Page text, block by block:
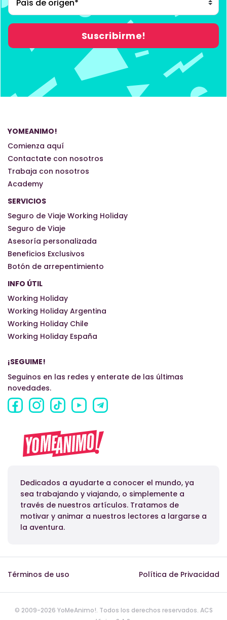
YOMEANIMO!
Comienza aquí
Contactate con nosotros
Trabaja con nosotros
Academy
SERVICIOS
Seguro de Viaje Working Holiday
Seguro de Viaje
Asesoría personalizada
Beneficios Exclusivos
Botón de arrepentimiento
INFO ÚTIL
Working Holiday
Working Holiday Argentina
Working Holiday Chile
Working Holiday España
¡SEGUIME!
Seguinos en las redes y enterate de las últimas
novedades.
Dedicados a ayudarte a conocer el mundo, ya
sea trabajando y viajando, o simplemente a
través de nuestros artículos. Tratamos de
motivar y animar a nuestros lectores a largarse a
la aventura.
Términos de uso Política de Privacidad
© 2009-2026 YoMeAnimo!. Todos los derechos reservados. ACS